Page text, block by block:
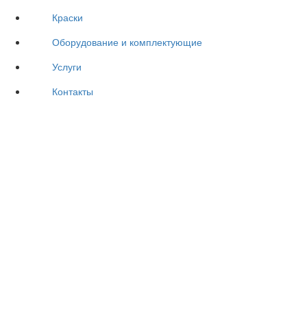
Краски
Оборудование и комплектующие
Услуги
Контакты